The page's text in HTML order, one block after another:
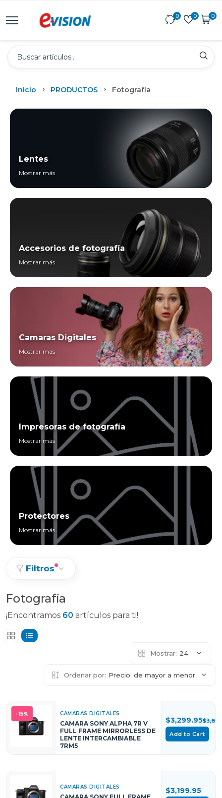
0 0 0
Inicio PRODUCTOS Fotografía
Lentes
Mostrar más
Accesorios de fotografía
Mostrar más
Camaras Digitales
Mostrar más
Impresoras de fotografía
Mostrar más
Protectores
Mostrar más
Filtros
Fotografía
¡Encontramos 60 artículos para ti!
Mostrar: 24
Ordenar por: Precio: de mayor a menor
-15% CAMARAS DIGITALES
CAMARA SONY ALPHA 7R V
FULL FRAME MIRRORLESS DE
LENTE INTERCAMBIABLE
7RM5
$3,299.95
Add to Cart
CAMARAS DIGITALES $3,199.95